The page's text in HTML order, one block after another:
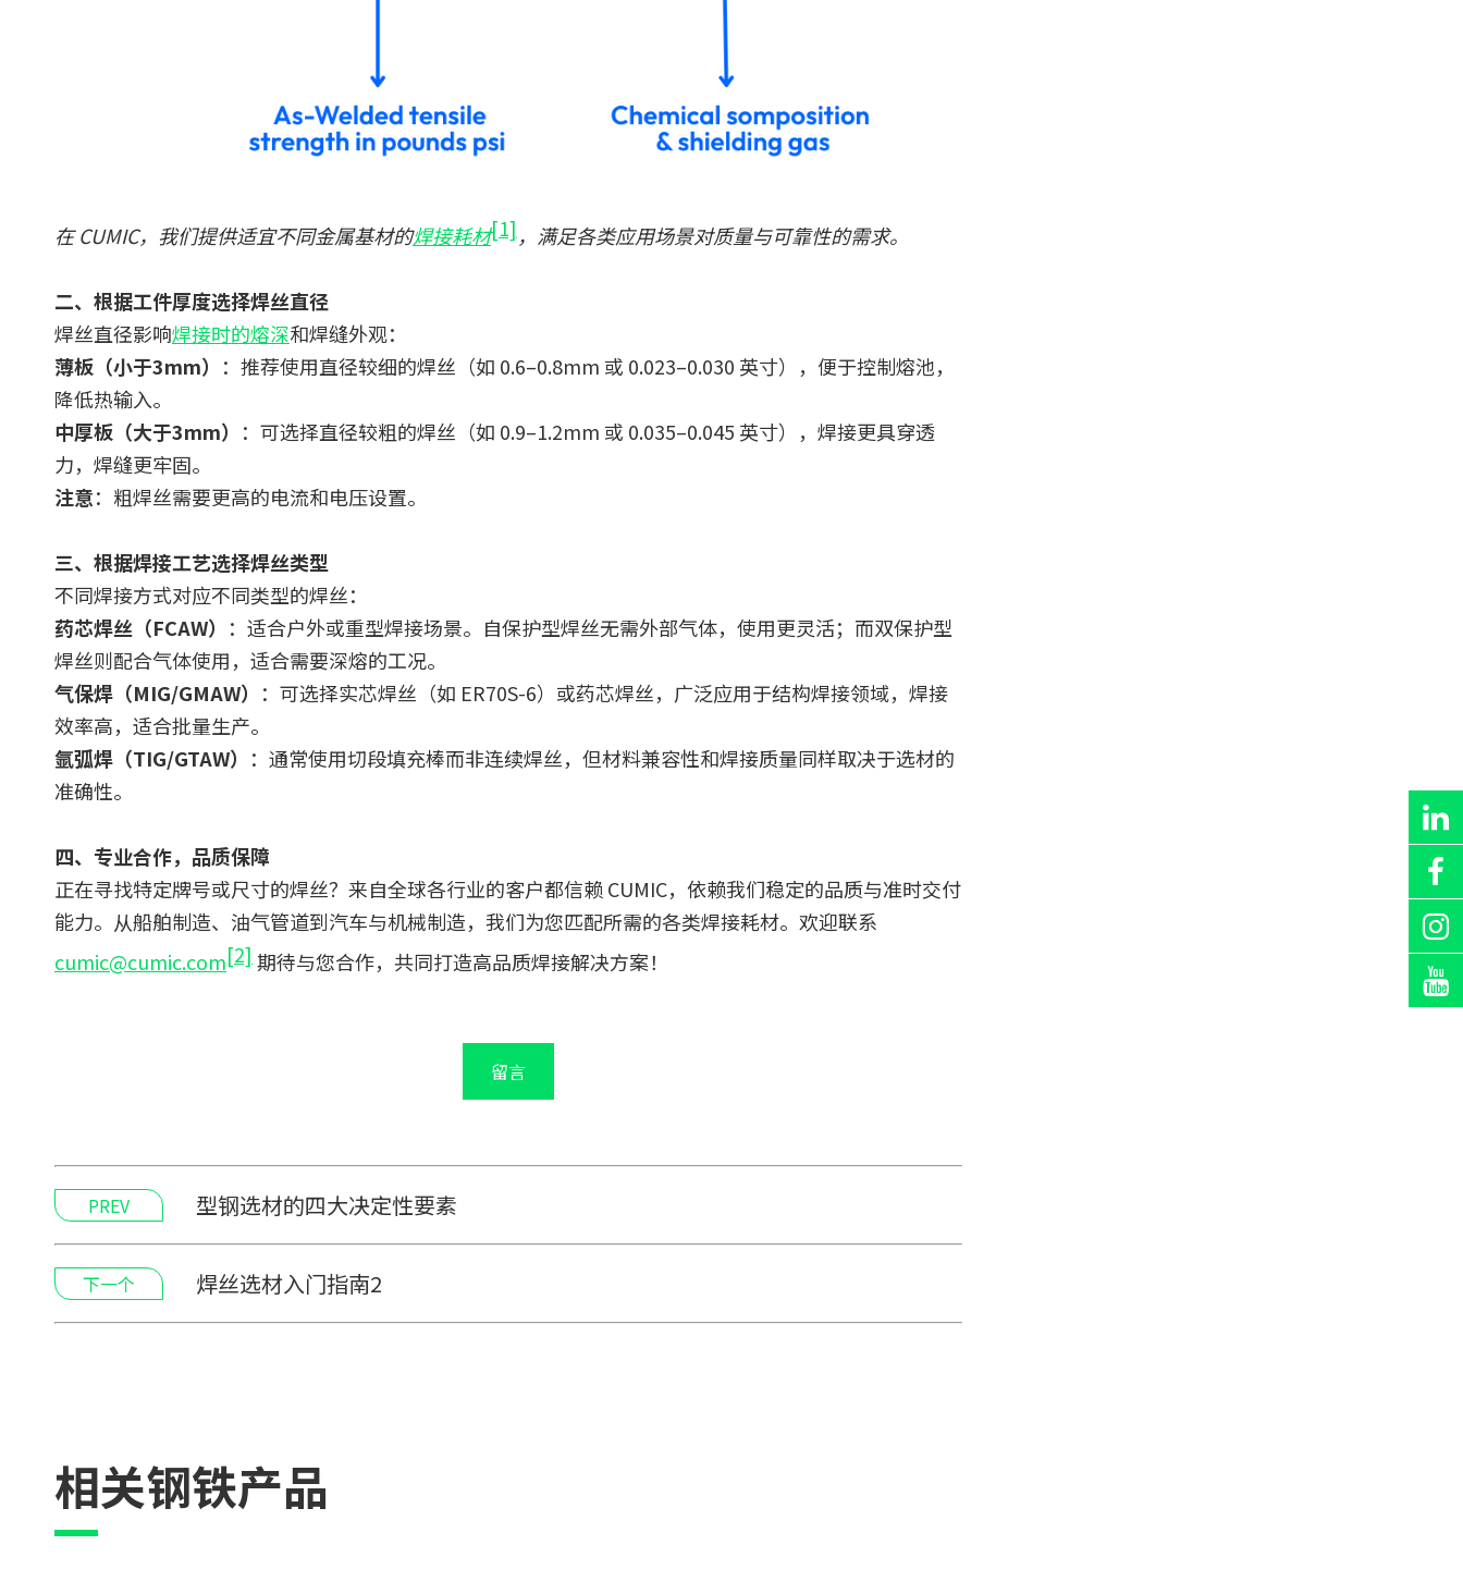
在 CUMIC，我们提供适宜不同金属基材的焊接耗材[1]，满足各类应用场景对质量与可靠性的需求。
二、根据工件厚度选择焊丝直径
焊丝直径影响焊接时的熔深和焊缝外观：
薄板（小于3mm） ：推荐使用直径较细的焊丝（如 0.6–0.8mm 或 0.023–0.030 英寸），便于控制熔池，
降低热输入。
中厚板（大于3mm） ：可选择直径较粗的焊丝（如 0.9–1.2mm 或 0.035–0.045 英寸），焊接更具穿透
力，焊缝更牢固。
注意：粗焊丝需要更高的电流和电压设置。
三、根据焊接工艺选择焊丝类型
不同焊接方式对应不同类型的焊丝：
药芯焊丝（FCAW） ：适合户外或重型焊接场景。自保护型焊丝无需外部气体，使用更灵活；而双保护型
焊丝则配合气体使用，适合需要深熔的工况。
气保焊（MIG/GMAW） ：可选择实芯焊丝（如 ER70S-6）或药芯焊丝，广泛应用于结构焊接领域，焊接
效率高，适合批量生产。
氩弧焊（TIG/GTAW） ：通常使用切段填充棒而非连续焊丝，但材料兼容性和焊接质量同样取决于选材的
准确性。
四、专业合作，品质保障
正在寻找特定牌号或尺寸的焊丝？来自全球各行业的客户都信赖 CUMIC，依赖我们稳定的品质与准时交付
能力。从船舶制造、油气管道到汽车与机械制造，我们为您匹配所需的各类焊接耗材。欢迎联系
cumic@cumic.com[2] 期待与您合作，共同打造高品质焊接解决方案！
留言
PREV 型钢选材的四大决定性要素
下一个 焊丝选材入门指南2
相关钢铁产品